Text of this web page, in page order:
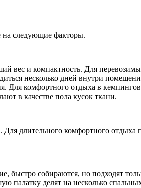
на следующие факторы.
вес и компактность. Для
несколько дней внутри
Для комфортного отдыха в
в качестве пола кусок ткани.
длительного комфортного
собираются, но подходят
палатку делят на несколько